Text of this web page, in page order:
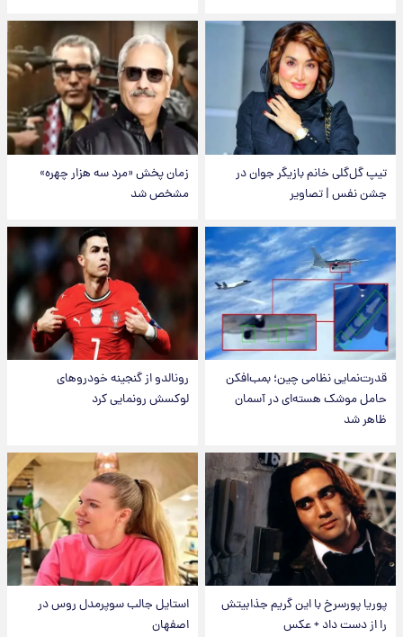
تیپ گل‌گلی خانم بازیگر جوان در
جشن نفس | تصاویر
زمان پخش «مرد سه هزار چهره»
مشخص شد
قدرت‌نمایی نظامی چین؛ بمب‌افکن
حامل موشک هسته‌ای در آسمان
ظاهر شد
رونالدو از گنجینه خودروهای
لوکسش رونمایی کرد
پوریا پورسرخ با این گریم جذابیتش
را از دست داد + عکس
استایل جالب سوپرمدل روس در
اصفهان